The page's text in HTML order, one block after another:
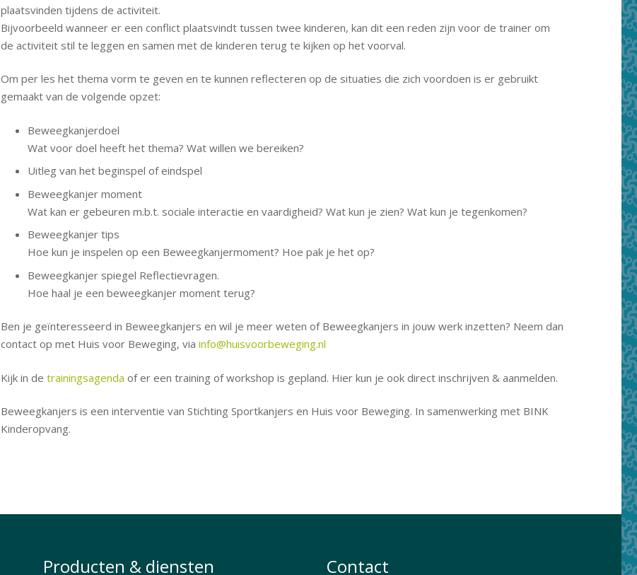
plaatsvinden tijdens de activiteit.
Bijvoorbeeld wanneer er een conflict plaatsvindt tussen twee kinderen, kan dit een reden zijn voor de trainer om
de activiteit stil te leggen en samen met de kinderen terug te kijken op het voorval.
Om per les het thema vorm te geven en te kunnen reflecteren op de situaties die zich voordoen is er gebruikt
gemaakt van de volgende opzet:
Beweegkanjerdoel
Wat voor doel heeft het thema? Wat willen we bereiken?
Uitleg van het beginspel of eindspel
Beweegkanjer moment
Wat kan er gebeuren m.b.t. sociale interactie en vaardigheid? Wat kun je zien? Wat kun je tegenkomen?
Beweegkanjer tips
Hoe kun je inspelen op een Beweegkanjermoment? Hoe pak je het op?
Beweegkanjer spiegel Reflectievragen.
Hoe haal je een beweegkanjer moment terug?
Ben je geïnteresseerd in Beweegkanjers en wil je meer weten of Beweegkanjers in jouw werk inzetten? Neem dan
contact op met Huis voor Beweging, via info@huisvoorbeweging.nl
Kijk in de trainingsagenda of er een training of workshop is gepland. Hier kun je ook direct inschrijven & aanmelden.
Beweegkanjers is een interventie van Stichting Sportkanjers en Huis voor Beweging. In samenwerking met BINK
Kinderopvang.
Producten & diensten Contact